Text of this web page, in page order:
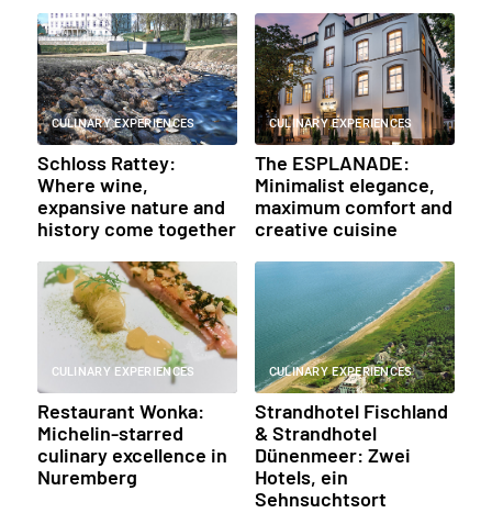
CULINARY EXPERIENCES
Schloss Rattey:
Where wine,
expansive nature and
history come together
CULINARY EXPERIENCES
The ESPLANADE:
Minimalist elegance,
maximum comfort and
creative cuisine
CULINARY EXPERIENCES
Restaurant Wonka:
Michelin-starred
culinary excellence in
Nuremberg
CULINARY EXPERIENCES
Strandhotel Fischland
& Strandhotel
Dünenmeer: Zwei
Hotels, ein
Sehnsuchtsort